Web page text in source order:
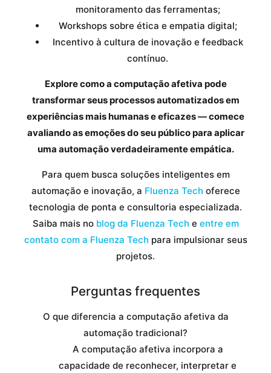
monitoramento das ferramentas;
Workshops sobre ética e empatia digital;
Incentivo à cultura de inovação e feedback
contínuo.
Explore como a computação afetiva pode
transformar seus processos automatizados em
experiências mais humanas e eficazes — comece
avaliando as emoções do seu público para aplicar
uma automação verdadeiramente empática.
Para quem busca soluções inteligentes em
automação e inovação, a Fluenza Tech oferece
tecnologia de ponta e consultoria especializada.
Saiba mais no blog da Fluenza Tech e entre em
contato com a Fluenza Tech para impulsionar seus
projetos.
Perguntas frequentes
O que diferencia a computação afetiva da
automação tradicional?
A computação afetiva incorpora a
capacidade de reconhecer, interpretar e